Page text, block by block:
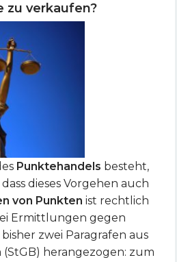
zu verkaufen?
Punktehandels besteht,
dieses Vorgehen auch
von Punkten ist rechtlich
Ermittlungen gegen
zwei Paragrafen aus
herangezogen: zum